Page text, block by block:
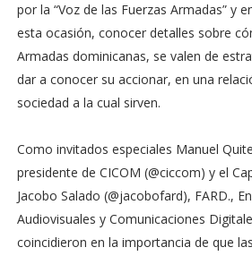
por la “Voz de las Fuerzas Armadas” y
esta ocasión, conocer detalles sobre
Armadas dominicanas, se valen de
dar a conocer su accionar, en una
sociedad a la cual sirven.
Como invitados especiales Manuel
presidente de CICOM (@ciccom) y el
Jacobo Salado (@jacobofard), FARD.,
Audiovisuales y Comunicaciones
coincidieron en la importancia de que